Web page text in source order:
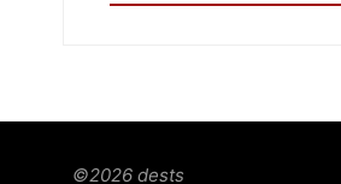
©2026 dests